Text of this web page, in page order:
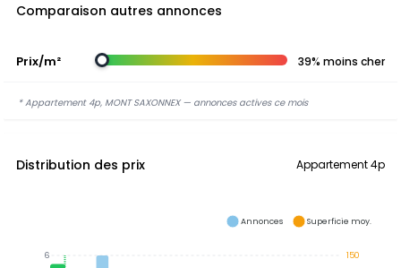
Comparaison autres annonces
Prix/m² 39% moins cher
* Appartement 4p, MONT SAXONNEX — annonces actives ce mois
Distribution des prix Appartement 4p
150
6
Annonces Superficie moy.